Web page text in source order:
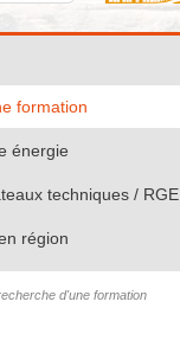
formation
énergie
techniques / RGE
région
d'une formation